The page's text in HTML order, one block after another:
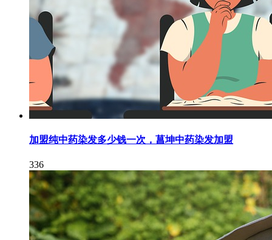
加盟纯中药染发多少钱一次，菖坤中药染发加盟
336